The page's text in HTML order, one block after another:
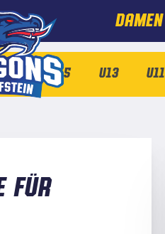
DAMEN
U15 U13 U11
für